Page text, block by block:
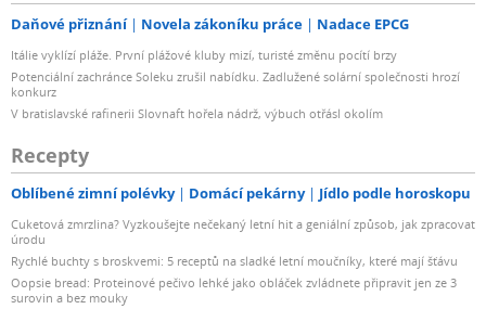
Daňové přiznání Novela zákoníku práce Nadace EPCG
Itálie vyklízí pláže. První plážové kluby mizí, turisté změnu pocítí brzy
Potenciální zachránce Soleku zrušil nabídku. Zadlužené solární společnosti hrozí
konkurz
V bratislavské rafinerii Slovnaft hořela nádrž, výbuch otřásl okolím
Recepty
Oblíbené zimní polévky Domácí pekárny Jídlo podle horoskopu
Cuketová zmrzlina? Vyzkoušejte nečekaný letní hit a geniální způsob, jak zpracovat
úrodu
Rychlé buchty s broskvemi: 5 receptů na sladké letní moučníky, které mají šťávu
Oopsie bread: Proteinové pečivo lehké jako obláček zvládnete připravit jen ze 3
surovin a bez mouky